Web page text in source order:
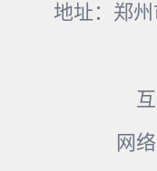
地址：郑
网